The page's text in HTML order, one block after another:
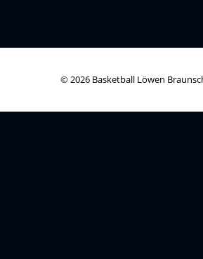
© 2026 Basketball Löwen